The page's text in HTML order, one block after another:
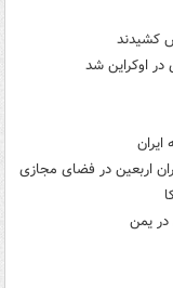
کشیدند
اوکراین شد
اربعین در فضای مجازی
در یمن